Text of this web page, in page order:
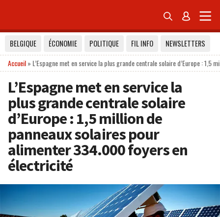
 
BELGIQUE ÉCONOMIE POLITIQUE FIL INFO
NEWSLETTERS
Accueil» L’Espagne met en service la plus grande centrale solaire d’Europe :
L’Espagne met en service la
plus grande centrale solaire
d’Europe : 1,5 million de
panneaux solaires pour
alimenter 334.000 foyers en
électricité